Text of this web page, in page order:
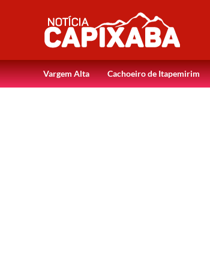
Vargem Alta Cachoeiro de Itapemirim